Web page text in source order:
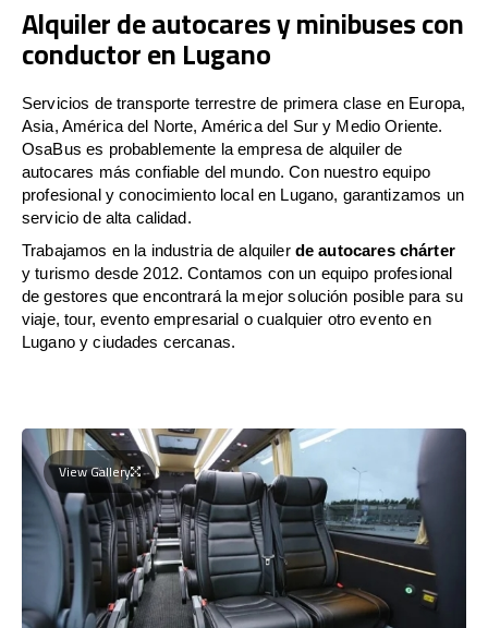
Alquiler de autocares y minibuses con
conductor en Lugano
Servicios de transporte terrestre de primera clase en Europa,
Asia, América del Norte, América del Sur y Medio Oriente.
OsaBus es probablemente la empresa de alquiler de
autocares más confiable del mundo. Con nuestro equipo
profesional y conocimiento local en Lugano, garantizamos un
servicio de alta calidad.
Trabajamos en la industria de alquiler de autocares chárter
y turismo desde 2012. Contamos con un equipo profesional
de gestores que encontrará la mejor solución posible para su
viaje, tour, evento empresarial o cualquier otro evento en
Lugano y ciudades cercanas.
View Gallery